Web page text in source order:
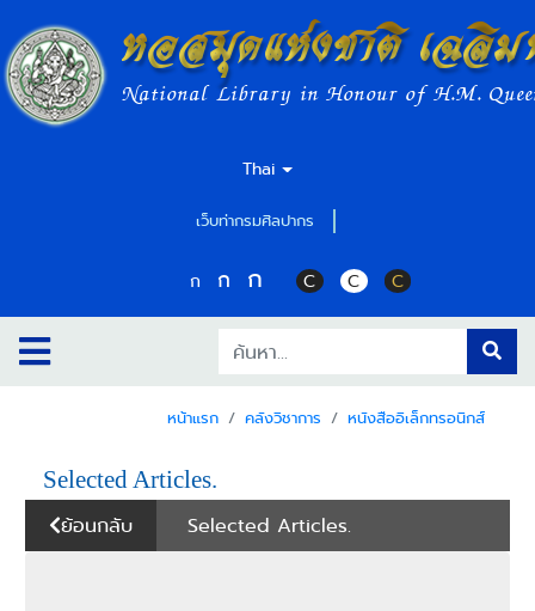
หอสมุดแห่งชาติ เฉลิ
National Library in Honour of H.M.
Thai
เว็บท่ากรมศิลปากร
ก ก ก C C C
หน้าแรก คลังวิชาการ หนังสืออิเล็กทรอนิกส์
Selected Articles.
ย้อนกลับ
Selected Articles.